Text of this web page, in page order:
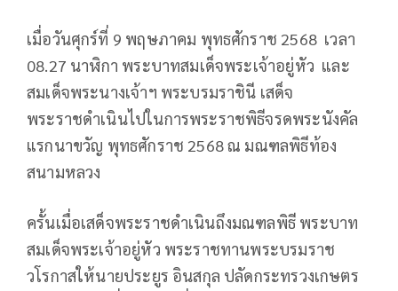
เมื่อวันศุกร์ที่ 9 พฤษภาคม พุทธศักราช 2568 เวลา
08.27 นาฬิกา พระบาทสมเด็จพระเจ้าอยู่หัว และ
สมเด็จพระนางเจ้าฯ พระบรมราชินี เสด็จ
พระราชดำเนินไปในการพระราชพิธีจรดพระนังคัล
แรกนาขวัญ พุทธศักราช 2568 ณ มณฑลพิธีท้อง
สนามหลวง
ครั้นเมื่อเสด็จพระราชดำเนินถึงมณฑลพิธี พระบาท
สมเด็จพระเจ้าอยู่หัว พระราชทานพระบรมราช
วโรกาสให้นายประยูร อินสกุล ปลัดกระทรวงเกษตร